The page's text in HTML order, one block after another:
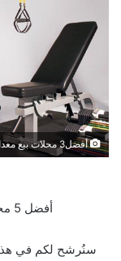
أفضل3 محلات بيع معدات رياضية في ابوظبي
أفضل 5 محلات بيع معدات رياضية في ابوظبي
سنُرشح لكم في